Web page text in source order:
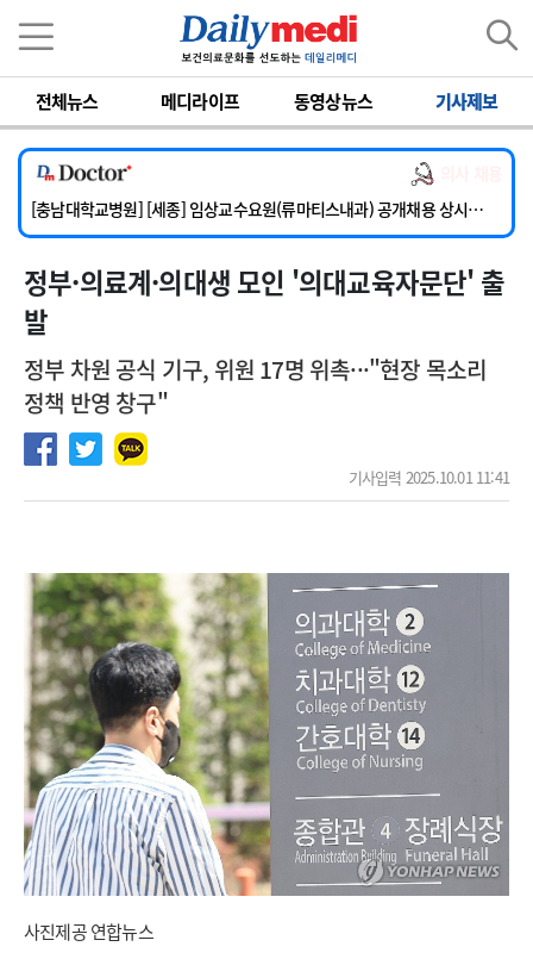
전체뉴스 메디라이프 동영상뉴스 기사제보
[단국대학교병원] 임상전담교원 및 전임의 초빙
[해운대부민병원] [해운대] 2026년 하반기 인턴 모집
[서울아산병원] 건강증진센터 소화기파트 건진교수 초빙
[충남대학교병원] [세종] 임상교수요원(류마티스내과) 공개채용 상시모집
[이대서울병원] 정형외과 일반의 초빙
[단국대학교병원] 임상전담교원 및 전임의 초빙
[해운대부민병원] [해운대] 2026년 하반기 인턴 모집
정부·의료계·의대생 모인 '의대교육자문단' 출
발
정부 차원 공식 기구, 위원 17명 위촉···"현장 목소리
정책 반영 창구"
기사입력 2025.10.01 11:41
사진제공 연합뉴스